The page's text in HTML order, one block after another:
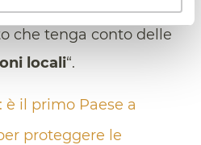
che tenga conto delle
locali“.
è il primo Paese a
proteggere le